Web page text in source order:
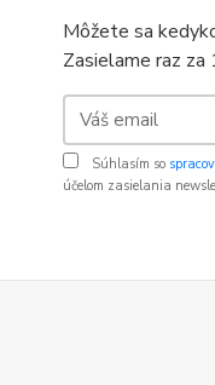
Môžete sa
Zasielame raz za
Súhlasím so
účelom zasielania